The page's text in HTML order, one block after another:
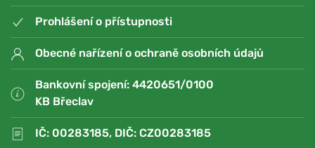
Prohlášení o přístupnosti
Obecné nařízení o ochraně osobních údajů
Bankovní spojení: 4420651/0100
KB Břeclav
IČ: 00283185, DIČ: CZ00283185